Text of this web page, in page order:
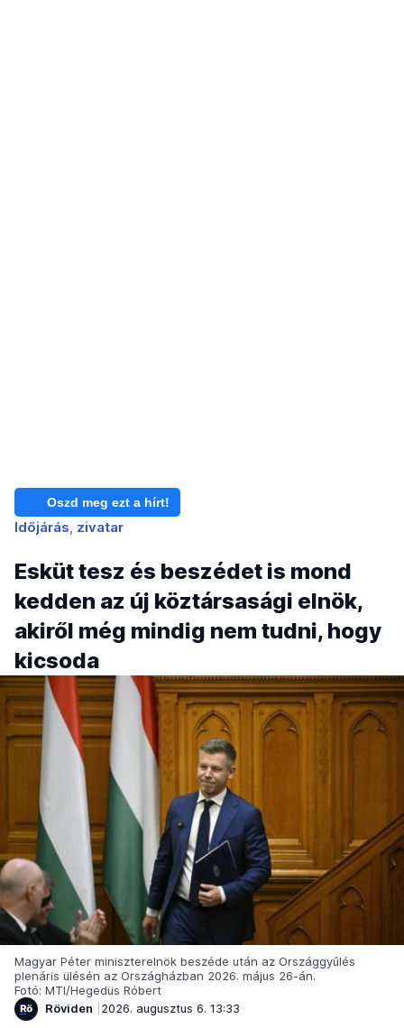
Oszd meg ezt a hírt!
Időjárás zivatar
Esküt tesz és beszédet is mond
kedden az új köztársasági elnök,
akiről még mindig nem tudni, hogy
kicsoda
Magyar Péter miniszterelnök beszéde után az Országgyűlés
plenáris ülésén az Országházban 2026. május 26-án.
Fotó: MTI/Hegedüs Róbert
Röviden
2026. augusztus 6. 13:33